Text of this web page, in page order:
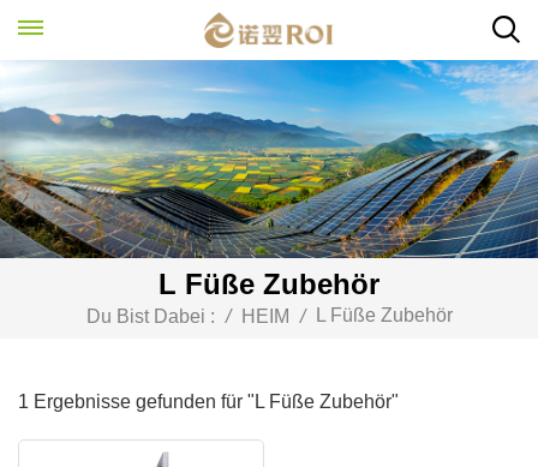
L Füße Zubehör
Du Bist Dabei : / HEIM / L Füße Zubehör
1 Ergebnisse gefunden für "L Füße Zubehör"